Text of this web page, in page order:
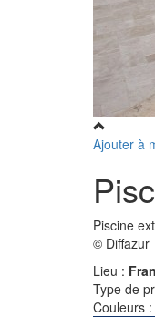
Ajouter à
Piscine
© Diffazur
Lieu :
Type de
Couleurs :